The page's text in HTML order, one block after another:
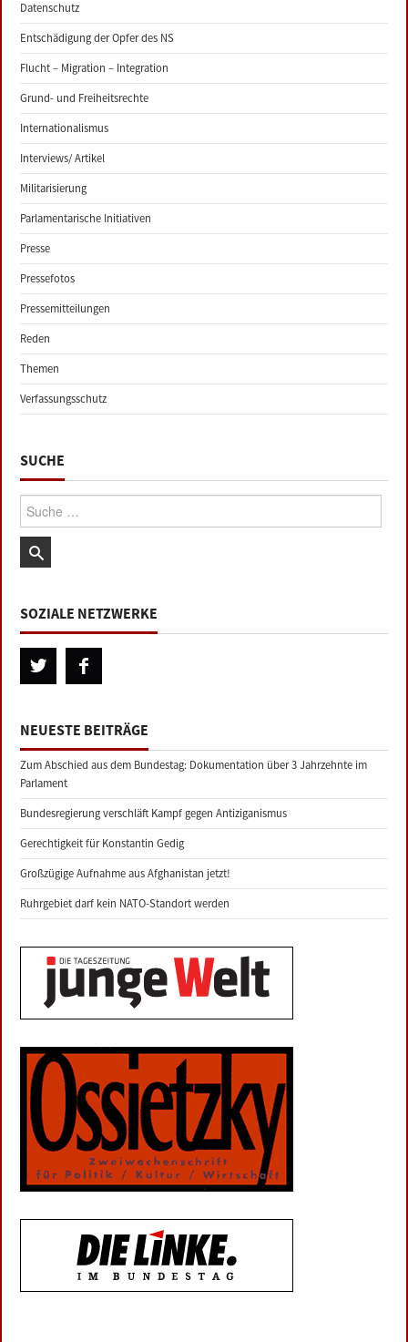
Datenschutz
Entschädigung der Opfer des NS
Flucht – Migration – Integration
Grund- und Freiheitsrechte
Internationalismus
Interviews/ Artikel
Militarisierung
Parlamentarische Initiativen
Presse
Pressefotos
Pressemitteilungen
Reden
Themen
Verfassungsschutz
SUCHE
Suche:
SOZIALE NETZWERKE
NEUESTE BEITRÄGE
Zum Abschied aus dem Bundestag: Dokumentation über 3 Jahrzehnte im
Parlament
Bundesregierung verschläft Kampf gegen Antiziganismus
Gerechtigkeit für Konstantin Gedig
Großzügige Aufnahme aus Afghanistan jetzt!
Ruhrgebiet darf kein NATO-Standort werden